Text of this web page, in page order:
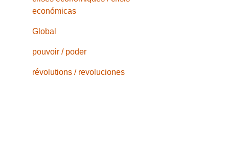
económicas
Global
pouvoir / poder
révolutions / revoluciones